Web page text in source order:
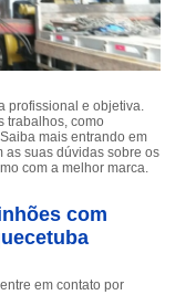
profissional e objetiva.
trabalhos, como
mais entrando em
as suas dúvidas sobre os
com a melhor marca.
com
em contato por